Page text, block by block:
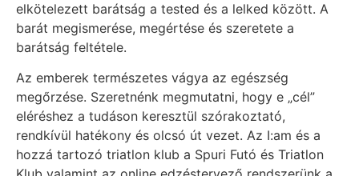
elkötelezett barátság a tested és a lelked között. A
barát megismerése, megértése és szeretete a
barátság feltétele.
Az emberek természetes vágya az egészség
megőrzése. Szeretnénk megmutatni, hogy e „cél”
eléréshez a tudáson keresztül szórakoztató,
rendkívül hatékony és olcsó út vezet. Az I:am és a
hozzá tartozó triatlon klub a Spuri Futó és Triatlon